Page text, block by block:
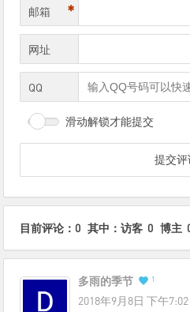
邮箱 *
网址
QQ
滑动解锁才能提交
目前评论：0 其中：访客 0 博主
多雨的季节 1
2018年9月8日 下午7:02